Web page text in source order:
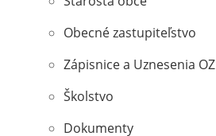
Obecné zastupiteľstvo
Zápisnice a Uznesenia OZ
Školstvo
Dokumenty